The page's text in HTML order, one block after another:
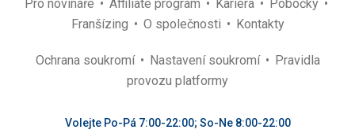
Pro novináře Affiliate program Kariéra
Pobočky
Franšízing
O společnosti Kontakty
Ochrana soukromí Nastavení soukromí
Pravidla
provozu platformy
Volejte Po-Pá 7:00-22:00; So-Ne 8:00-22:00